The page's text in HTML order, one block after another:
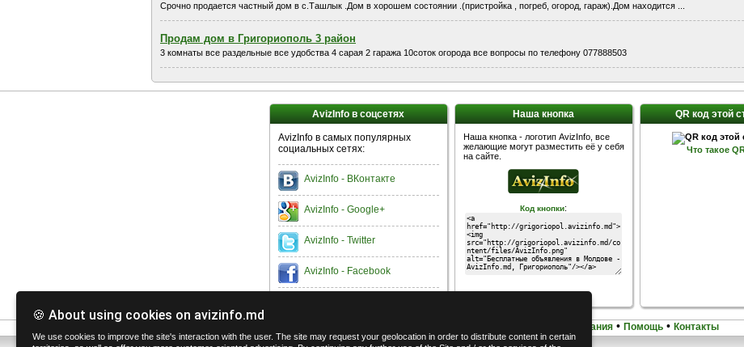
Срочно продается частный дом в с.Ташлык .Дом в хорошем состоянии .(пристройка , погреб, огород, гараж).Дом находится ...
Продам дом в Григориополь 3 район
3 комнаты все раздельные все удобства 4 сарая 2 гаража 10соток огорода все вопросы по телефону 077888503
AvizInfo в соцсетях
AvizInfo в самых популярных
социальных сетях:
AvizInfo - ВКонтакте
AvizInfo - Google+
AvizInfo - Twitter
AvizInfo - Facebook
Наша кнопка
Наша кнопка - логотип AvizInfo, все
желающие могут разместить её у себя
на сайте.
Код кнопки:
QR код этой
Что такое
Условия использования • Помощь • Контакты
🍪 About using cookies on avizinfo.md
We use cookies to improve the site's interaction with the user. The site may request your geolocation in order to distribute content in certain